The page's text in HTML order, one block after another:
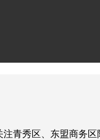
青秀区、东盟商务